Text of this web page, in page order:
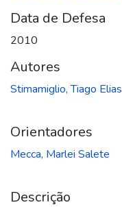
Data de Defesa
2010
Autores
Stimamiglio, Tiago Elias
Orientadores
Mecca, Marlei Salete
Descrição